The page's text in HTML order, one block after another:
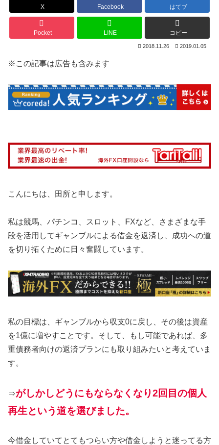
X Facebook はてブ
Pocket LINE コピー
2018.11.26 2019.01.05
※この記事は広告も含みます
こんにちは、田所と申します。
私は競馬、パチンコ、スロット、FXなど、さまざまな手
段を活用してギャンブルによる借金を返済し、成功への道
を切り拓くために日々奮闘しています。
私の目標は、ギャンブルから収支0に戻し、その後は資産
を1億に増やすことです。そして、もし可能であれば、多
重債務者向けの返済プランにも取り組みたいと考えていま
す。
⇒がしかしどうにもならなくなり2回目の個人
再生という道を選びました。
今借金していてとてもつらい方や借金しようと迷ってる方